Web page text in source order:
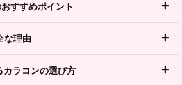
すすめポイント
な理由
カラコンの選び方